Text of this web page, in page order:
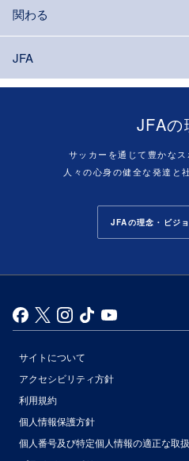
関わる
JFA
JFAの
サッカーを通じて豊かなス
人々の心身の健全な発達と
JFAの理念・ビジ
サイトについて
アクセシビリティ方針
利用規約
個人情報保護方針
個人番号及び特定個人情報の適正な取